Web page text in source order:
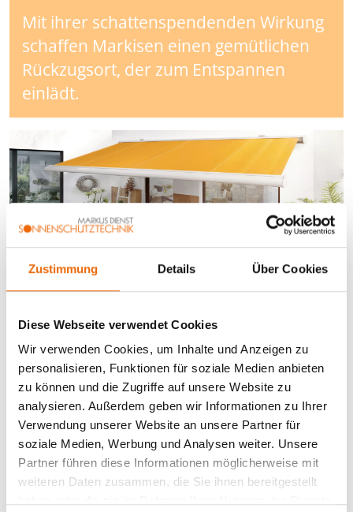
Zustimmung Details Über Cookies
Diese Webseite verwendet Cookies
Wir verwenden Cookies, um Inhalte und Anzeigen zu
personalisieren, Funktionen für soziale Medien anbieten
zu können und die Zugriffe auf unsere Website zu
analysieren. Außerdem geben wir Informationen zu Ihrer
Verwendung unserer Website an unsere Partner für
soziale Medien, Werbung und Analysen weiter. Unsere
Partner führen diese Informationen möglicherweise mit
weiteren Daten zusammen, die Sie ihnen bereitgestellt
Mit ihrer schattenspendenden Wirkung
schaffen Markisen einen gemütlichen
Rückzugsort, der zum Entspannen
einlädt.